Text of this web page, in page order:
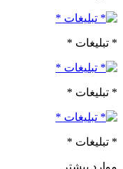
* تبلیغات *
* تبلیغات *
* تبلیغات *
موارد بیشتر